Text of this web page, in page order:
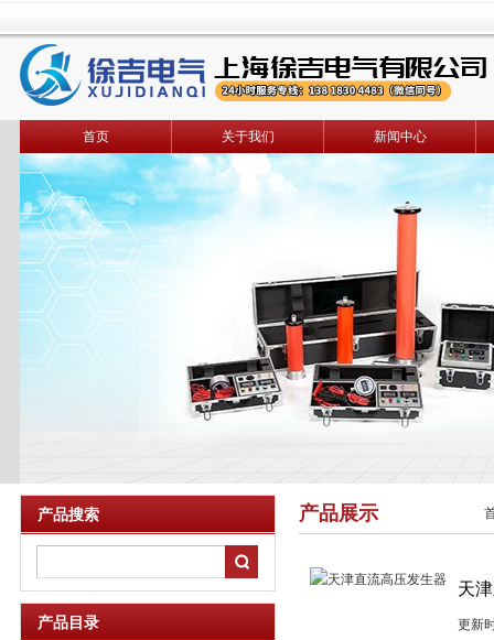
首页 关于我们 新闻中心
产品搜索
产品目录
产品展示
天
更新